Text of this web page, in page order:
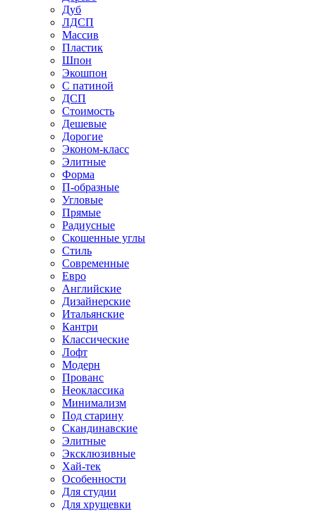
Дуб
ЛДСП
Массив
Пластик
Шпон
Экошпон
С патиной
ДСП
Стоимость
Дешевые
Дорогие
Эконом-класс
Элитные
Форма
П-образные
Угловые
Прямые
Радиусные
Скошенные углы
Стиль
Современные
Евро
Английские
Дизайнерские
Итальянские
Кантри
Классические
Лофт
Модерн
Прованс
Неоклассика
Минимализм
Под старину
Скандинавские
Элитные
Эксклюзивные
Хай-тек
Особенности
Для студии
Для хрущевки